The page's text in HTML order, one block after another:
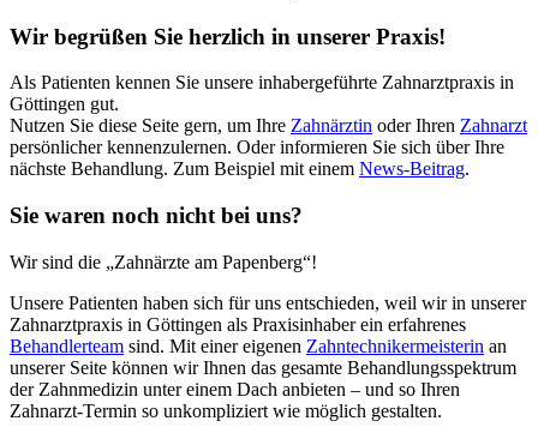
Wir begrüßen Sie herzlich in unserer Praxis!
Als Patienten kennen Sie unsere inhabergeführte Zahnarztpraxis in
Göttingen gut.
Nutzen Sie diese Seite gern, um Ihre Zahnärztin oder Ihren Zahnarzt
persönlicher kennenzulernen. Oder informieren Sie sich über Ihre
nächste Behandlung. Zum Beispiel mit einem News-Beitrag.
Sie waren noch nicht bei uns?
Wir sind die „Zahnärzte am Papenberg“!
Unsere Patienten haben sich für uns entschieden, weil wir in unserer
Zahnarztpraxis in Göttingen als Praxisinhaber ein erfahrenes
Behandlerteam sind. Mit einer eigenen Zahntechnikermeisterin an
unserer Seite können wir Ihnen das gesamte Behandlungsspektrum
der Zahnmedizin unter einem Dach anbieten – und so Ihren
Zahnarzt-Termin so unkompliziert wie möglich gestalten.